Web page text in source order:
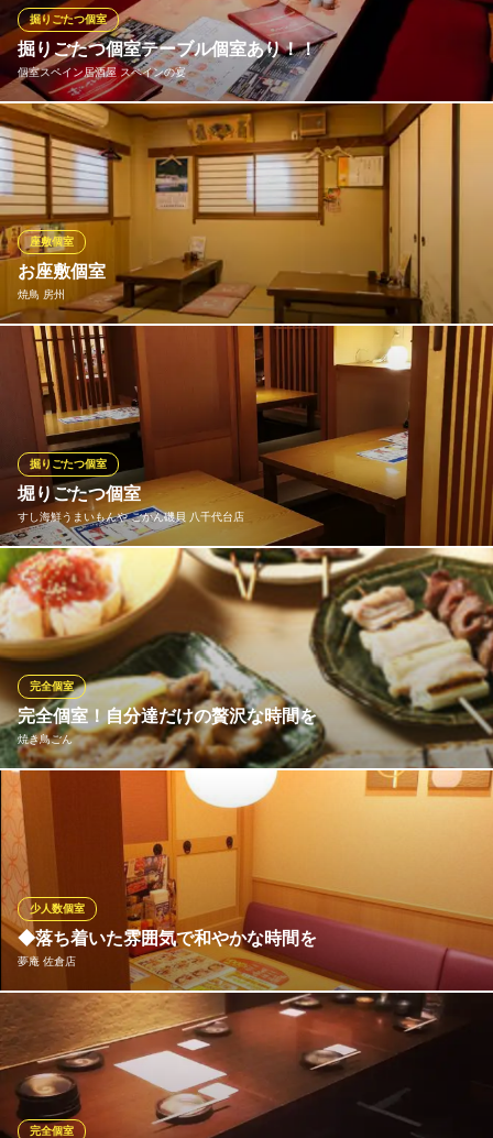
ごたつタイプの個室ですので、お子様やご年配の方もご安心。
焼肉むさし 八千代本店
焼肉店
東葉高速線八千代緑が丘駅 徒歩10分
千葉県八千代市大和田新田923-5
掘りごたつ個室テーブル個室あり！！
個室スペイン居酒屋 スペインの宴
掘りごたつ個室
個室もありますが全体的にゆったりとくつろげる空間をご用意し
ております。
個室スペイン居酒屋 スペインの宴
本格スペイン居酒屋
ＪＲ総武本線四街道駅 徒歩2分
千葉県四街道市四街道1-6-1 フェイスビル2F
お座敷個室
焼鳥 房州
座敷個室
雰囲気のあるお座敷は団体様もＯＫです♪
焼鳥 房州
居酒屋
京成本線八千代台駅東口 徒歩5分
千葉県八千代市八千代台東1-21-16
堀りごたつ個室
すし海鮮うまいもんや ごかん磯貝 八千代台店
掘りごたつ個室
靴を脱いでほっと一息、我が家のようにくつろげる掘りごたつ
席、プライベート感ありで語らえる和風の個室になっておりま
す。 少人数の個室で落ち着いて飲食できます。 大部屋の個室も戸
を調整したりしきりをつくったりして少人数の個室のようにする
ことができます。 カウンターなどもありますのでご安心くださ
い。
すし海鮮うまいもんや ごかん磯貝 八千代台店
海鮮 個室 居酒屋
京成本線八千代台駅東口 徒歩1分
完全個室！自分達だけの贅沢な時間を
焼き鳥ごん
完全個室
【15名～22名様まで！制限時間なし！】 店内貸切により完全個室
もお楽しみいただけます！ご友人や二次会・同窓会にも最適♪ 制
限時間なしのため、皆様だけのお時間を贅沢にゆっくりとってい
ただくことができます！沢山食べて飲んで笑ってください！
焼き鳥ごん
お手頃価格の焼鳥屋
京成本線勝田台駅 徒歩2分
千葉県八千代市勝田台1-13-20 クライスビル1F
◆落ち着いた雰囲気で和やかな時間を
夢庵 佐倉店
少人数個室
和を基調とした落ち着いた店内は、長寿のお祝いや法要など、静
かにお食事を楽しみたい行事にも最適。心穏やかなひとときを演
出いたします。ママ会や、親族でのお集まり、職場の会食など多
彩なシーンでご利用ください。 ※写真はイメージです。店舗ごと
にお席が違います。
完全個室